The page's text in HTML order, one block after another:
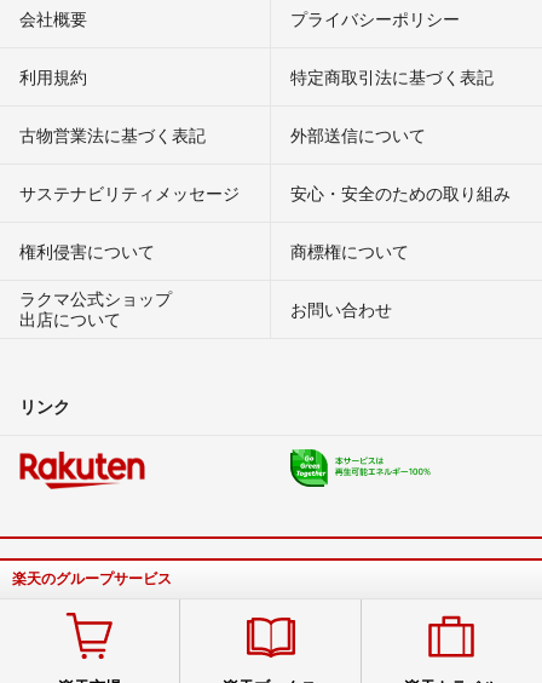
会社概要 プライバシーポリシー
利用規約 特定商取引法に基づく表記
古物営業法に基づく表記 外部送信について
サステナビリティメッセージ 安心・安全のための取り組み
権利侵害について
商標権について
ラクマ公式ショップ
出店について
お問い合わせ
リンク
楽天のグループサービス